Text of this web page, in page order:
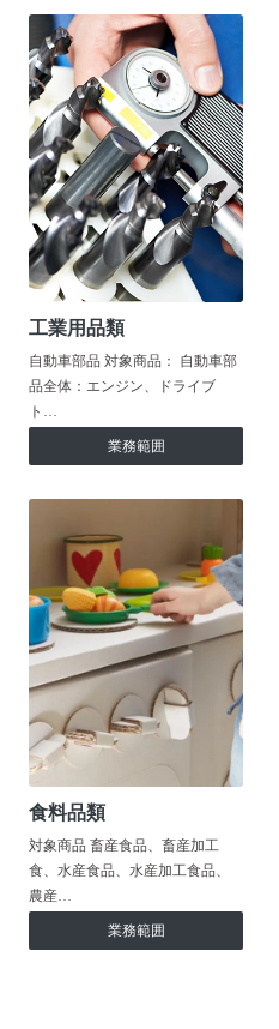
工業用品類
自動車部品 対象商品： 自動車部
品全体：エンジン、ドライブ
ト…
業務範囲
食料品類
対象商品 畜産食品、畜産加工
食、水産食品、水産加工食品、
農産…
業務範囲